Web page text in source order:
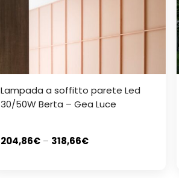
Lampada a soffitto parete Led
30/50W Berta – Gea Luce
204,86€ – 318,66€